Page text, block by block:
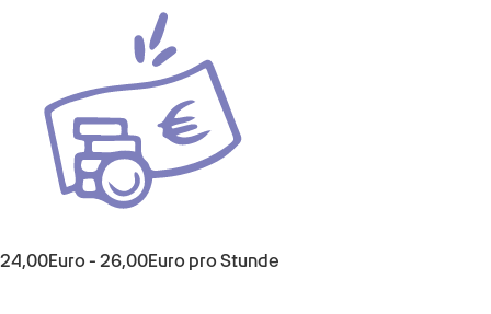
24,00Euro- 26,00Euro pro Stunde